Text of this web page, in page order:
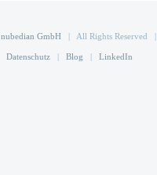
nubedian GmbH| All Rights Reserved |
Datenschutz| Blog | LinkedIn